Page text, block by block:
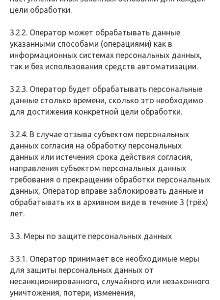
цели обработки.
3.2.2. Оператор может обрабатывать данные
указанными способами (операциями) как в
информационных системах персональных данных,
так и без использования средств автоматизации.
3.2.3. Оператор будет обрабатывать персональные
данные столько времени, сколько это необходимо
для достижения конкретной цели обработки.
3.2.4. В случае отзыва субъектом персональных
данных согласия на обработку персональных
данных или истечения срока действия согласия,
направления субъектом персональных данных
требования о прекращении обработки персональных
данных, Оператор вправе заблокировать данные и
обрабатывать их в архивном виде в течение 3 (трёх)
лет.
3.3. Меры по защите персональных данных
3.3.1. Оператор принимает все необходимые меры
для защиты персональных данных от
несанкционированного, случайного или незаконного
уничтожения, потери, изменения,